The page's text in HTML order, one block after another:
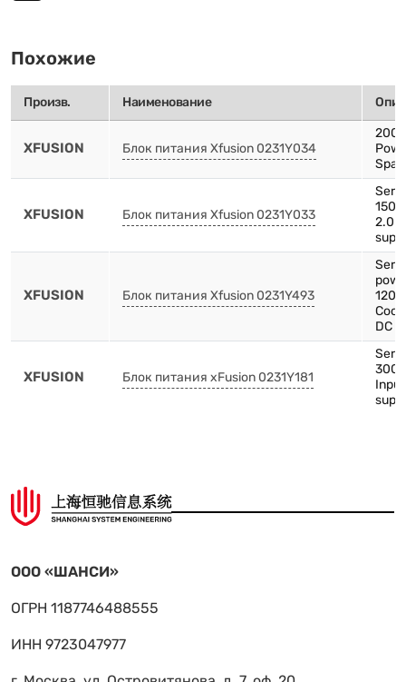
Похожие
Произв. Наименование
XFUSION Блок питания Xfusion 0231Y034
XFUSION Блок питания Xfusion 0231Y033 2.0
XFUSION Блок питания Xfusion 0231Y493
DC
XFUSION Блок питания xFusion 0231Y181
ООО «ШАНСИ»
ОГРН 1187746488555
ИНН 9723047977